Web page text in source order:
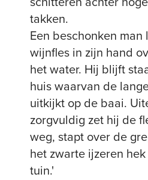
takken.
Een beschonken man
wijnfles in zijn hand
het water. Hij blijft
huis waarvan de
uitkijkt op de baai.
zorgvuldig zet hij de
weg, stapt over de
het zwarte ijzeren
tuin.'